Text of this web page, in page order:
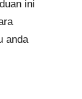
ini
anda